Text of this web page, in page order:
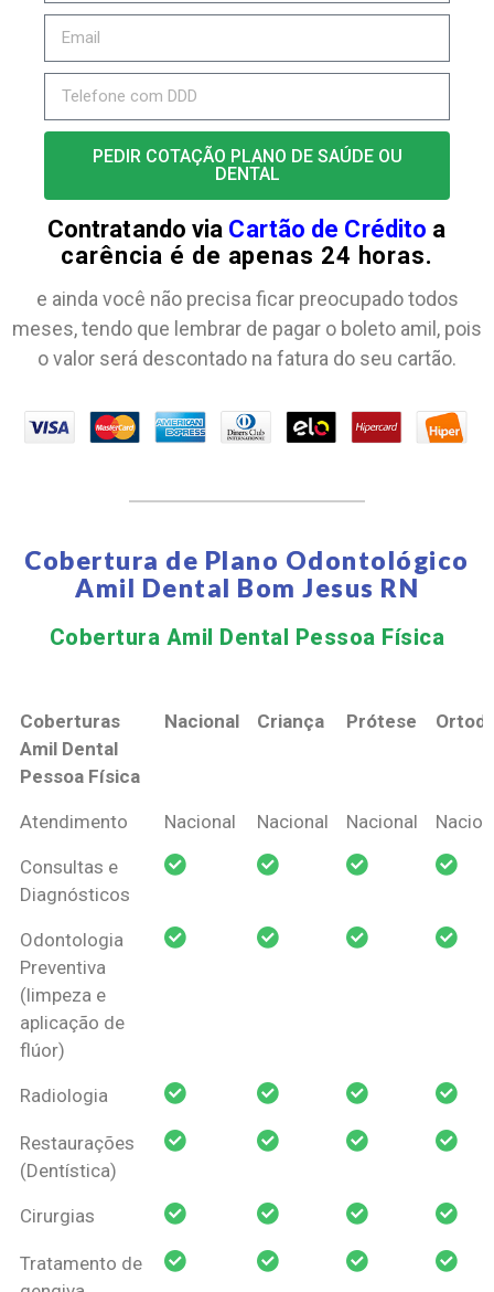
PEDIR COTAÇÃO PLANO DE SAÚDE OU
DENTAL
Contratando via Cartão de Crédito a
carência é de apenas 24 horas.
e ainda você não precisa ficar preocupado todos
meses, tendo que lembrar de pagar o boleto amil, pois
o valor será descontado na fatura do seu cartão.
Cobertura de Plano Odontológico
Amil Dental Bom Jesus RN
Cobertura Amil Dental Pessoa Física​
Coberturas
Amil Dental
Pessoa Física
Nacional Criança Prótese
Coberturas
Pessoa Física
Nacional Criança Prótese
Atendimento Nacional Nacional Nacional
Consultas e
Diagnósticos
Odontologia
Preventiva
(limpeza e
aplicação de
flúor)
Radiologia
Restaurações
(Dentística)
Cirurgias
Tratamento de